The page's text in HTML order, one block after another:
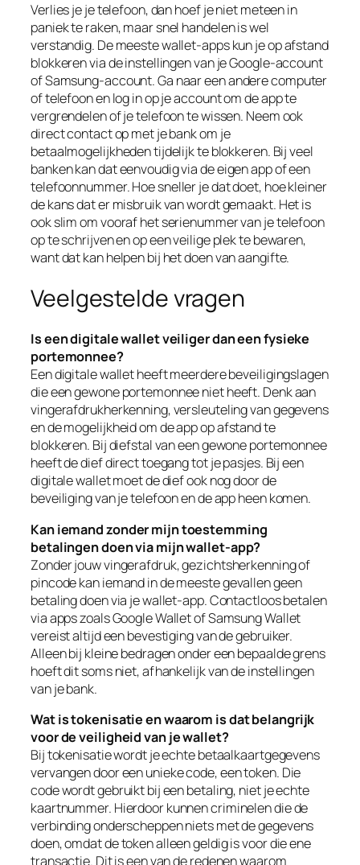
Verlies je je telefoon, dan hoef je niet meteen in
paniek te raken, maar snel handelen is wel
verstandig. De meeste wallet-apps kun je op afstand
blokkeren via de instellingen van je Google-account
of Samsung-account. Ga naar een andere computer
of telefoon en log in op je account om de app te
vergrendelen of je telefoon te wissen. Neem ook
direct contact op met je bank om je
betaalmogelijkheden tijdelijk te blokkeren. Bij veel
banken kan dat eenvoudig via de eigen app of een
telefoonnummer. Hoe sneller je dat doet, hoe kleiner
de kans dat er misbruik van wordt gemaakt. Het is
ook slim om vooraf het serienummer van je telefoon
op te schrijven en op een veilige plek te bewaren,
want dat kan helpen bij het doen van aangifte.
Veelgestelde vragen
Is een digitale wallet veiliger dan een fysieke
portemonnee?
Een digitale wallet heeft meerdere beveiligingslagen
die een gewone portemonnee niet heeft. Denk aan
vingerafdrukherkenning, versleuteling van gegevens
en de mogelijkheid om de app op afstand te
blokkeren. Bij diefstal van een gewone portemonnee
heeft de dief direct toegang tot je pasjes. Bij een
digitale wallet moet de dief ook nog door de
beveiliging van je telefoon en de app heen komen.
Kan iemand zonder mijn toestemming
betalingen doen via mijn wallet-app?
Zonder jouw vingerafdruk, gezichtsherkenning of
pincode kan iemand in de meeste gevallen geen
betaling doen via je wallet-app. Contactloos betalen
via apps zoals Google Wallet of Samsung Wallet
vereist altijd een bevestiging van de gebruiker.
Alleen bij kleine bedragen onder een bepaalde grens
hoeft dit soms niet, afhankelijk van de instellingen
van je bank.
Wat is tokenisatie en waarom is dat belangrijk
voor de veiligheid van je wallet?
Bij tokenisatie wordt je echte betaalkaartgegevens
vervangen door een unieke code, een token. Die
code wordt gebruikt bij een betaling, niet je echte
kaartnummer. Hierdoor kunnen criminelen die de
verbinding onderscheppen niets met de gegevens
doen, omdat de token alleen geldig is voor die ene
transactie. Dit is een van de redenen waarom